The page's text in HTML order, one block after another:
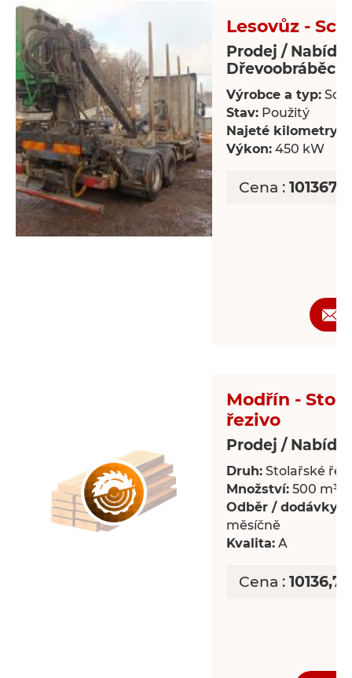
Lesovůz -
Prodej /
Dřevoobráběcí
Výrobce a typ:
Stav: Použitý
Najeté kilometry:
Výkon: 450 kW
Cena :
Modřín -
řezivo
Prodej /
Druh: Stolařské
Množství: 500 m³
Odběr / dodávky:
měsíčně
Kvalita: A
Cena :